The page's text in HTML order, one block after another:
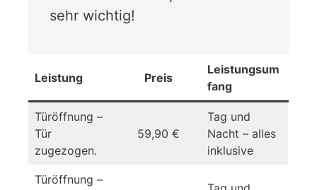
sehr wichtig!
Leistung Preis
Leistungsum
fang
Türöffnung –
Tür
zugezogen.
59,90 €
Tag und
Nacht – alles
inklusive
Türöffnung –